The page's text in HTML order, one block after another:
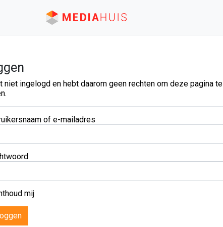
niet ingelogd en hebt daarom geen rechten om deze pagina te
of e-mailadres
mij